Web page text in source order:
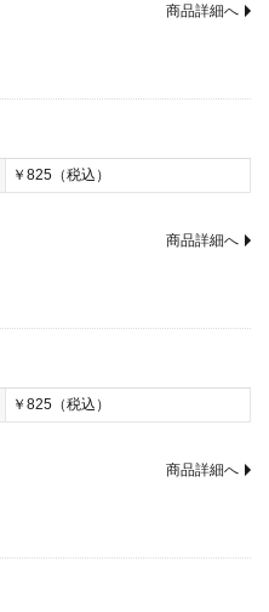
商品詳細へ
￥825（税込）
商品詳細へ
￥825（税込）
商品詳細へ